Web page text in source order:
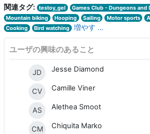
関連タグ: testoy_gel Games Club - Dungeons and
Mountain biking
Hooping Sailing Motor sports
Cooking
Bird watching 増やす ...
ユーザの興味のあること
JD Jesse Diamond
CV Camille Viner
AS Alethea Smoot
CM Chiquita Marko